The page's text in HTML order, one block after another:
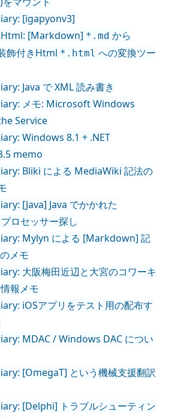
[igapyonv3]
[Markdown] *.md から
飾付きHtml *.html への変換ツー
Java で XML 読み書き
メモ: Microsoft Windows
Service
Windows 8.1 + .NET
memo
Bliki による MediaWiki 記法の
[Java] Java でかかれた
ロセッサー探し
Mylyn による [Markdown] 記
メモ
大阪梅田近辺と大宮のコワーキ
報メモ
iOSアプリをテスト用の配布す
MDAC / Windows DAC につい
[OmegaT] という機械支援翻訳
[Delphi] トラブルシューティン